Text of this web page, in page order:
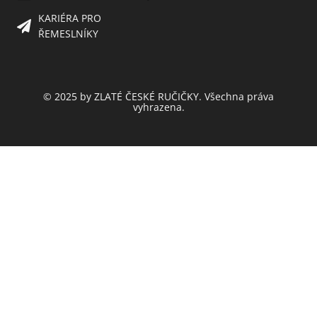
KARIÉRA PRO
ŘEMESLNÍKY
© 2025 by ZLATÉ ČESKÉ RUČIČKY. Všechna práva
vyhrazena.